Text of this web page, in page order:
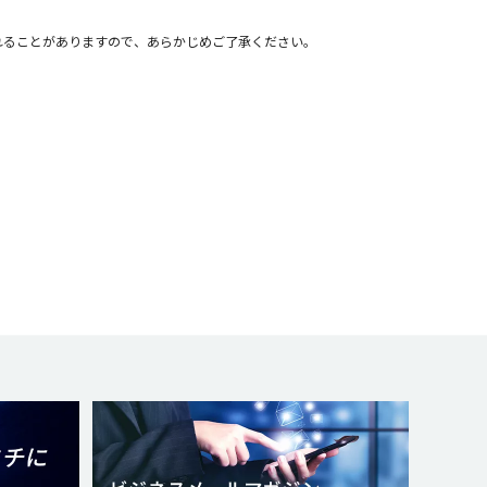
とがありますので、あらかじめご了承ください。